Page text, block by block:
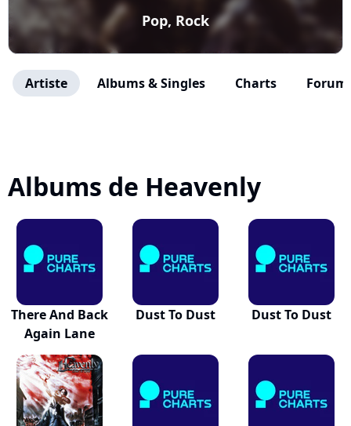
Pop, Rock
Artiste Albums & Singles Charts
Albums de Heavenly
There And Back
Again Lane
Dust To Dust Dust To Dust